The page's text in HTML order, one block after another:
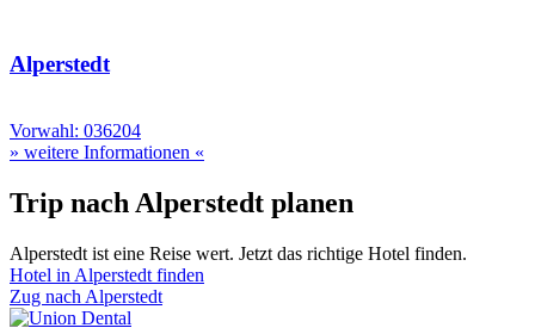
Alperstedt
Vorwahl: 036204
» weitere Informationen «
Trip nach Alperstedt planen
Alperstedt ist eine Reise wert. Jetzt das richtige Hotel finden.
Hotel in Alperstedt finden
Zug nach Alperstedt